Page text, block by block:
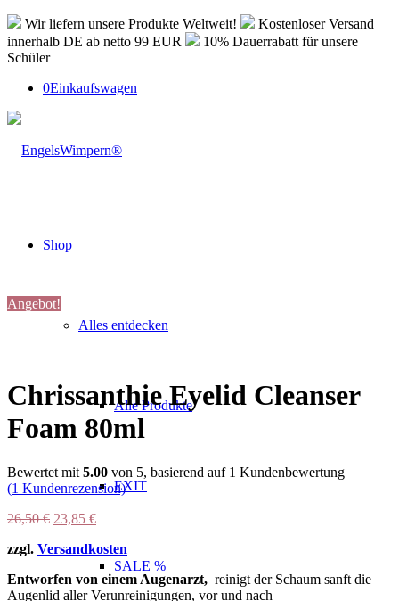
Wir liefern unsere Produkte Weltweit!
Kostenloser Versand
innerhalb DE ab netto 99 EUR
10% Dauerrabatt für unsere
Schüler
0Einkaufswagen
Shop
Alles entdecken
Alle Produkte
EXIT
SALE %
Angebot!
Chrissanthie Eyelid Cleanser
Foam 80ml
Bewertet mit 5.00 von 5, basierend auf 1 Kundenbewertung
(1 Kundenrezension)
26,50€ Ursprünglicher
war:
23,85 €Aktueller
ist:
23,85 €.
zzgl. Versandkosten
Entworfen von einem Augenarzt, reinigt der Schaum sanft die
Augenlid aller Verunreinigungen, vor und nach